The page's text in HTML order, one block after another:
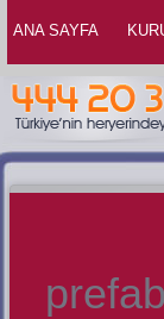
ANA SAYFA